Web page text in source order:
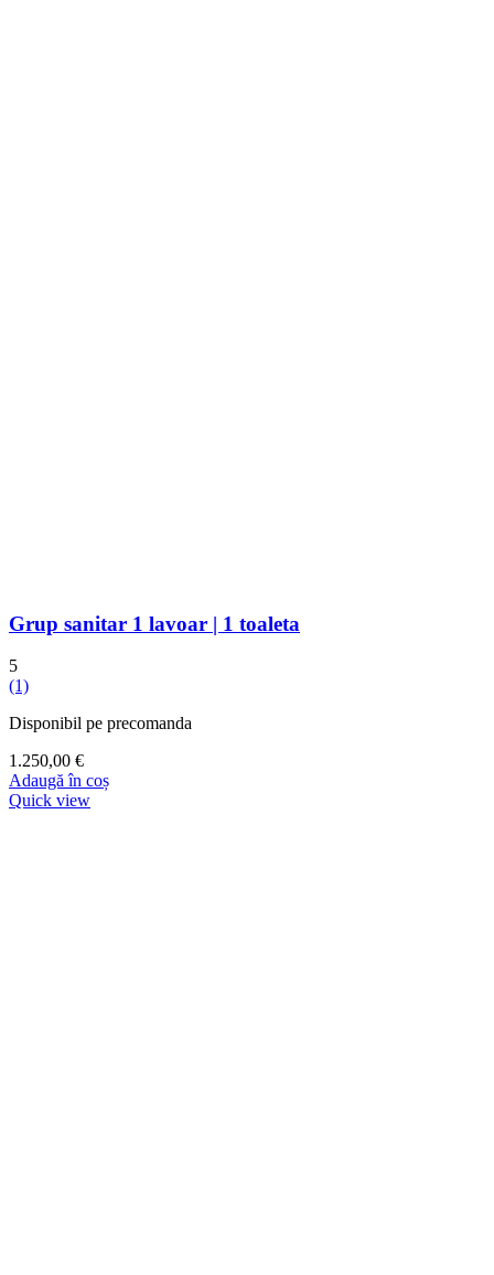
Grup sanitar 1 lavoar | 1 toaleta
5
(1)
Disponibil pe precomanda
1.250,00 €
Adaugă în coș
Quick view